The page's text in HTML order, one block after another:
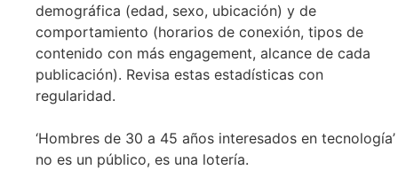
demográfica (edad, sexo, ubicación) y de
comportamiento (horarios de conexión, tipos de
contenido con más engagement, alcance de cada
publicación). Revisa estas estadísticas con
regularidad.
‘Hombres de 30 a 45 años interesados en tecnología’
no es un público, es una lotería.